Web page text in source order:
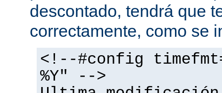
descontado, tendrá que
correctamente, como se
<!--#config
%Y" -->